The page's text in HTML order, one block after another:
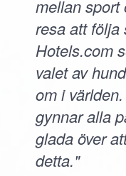
mellan sport
resa att följa
Hotels.com
valet av
om i
gynnar alla
glada över
detta."